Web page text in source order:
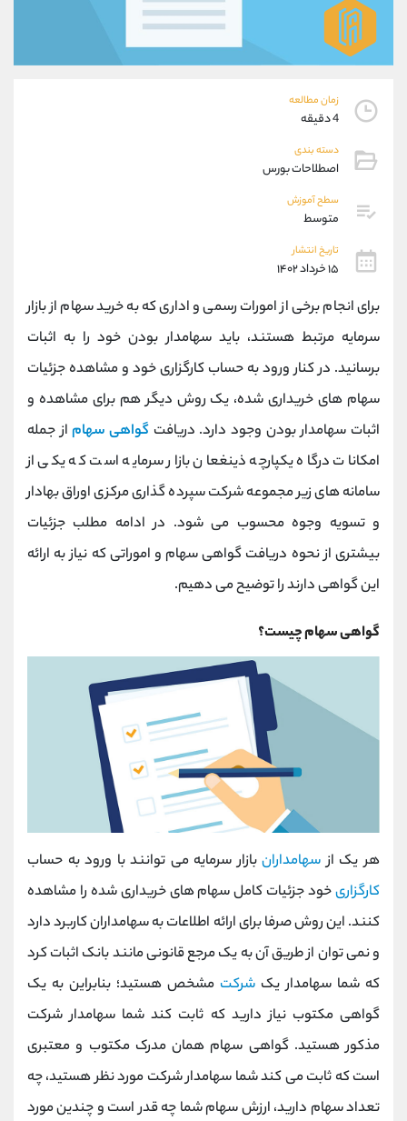
زمان مطالعه
4 دقیقه
دسته بندی
اصطلاحات بورس
سطح آموزش
متوسط
تاریخ انتشار
۱۵ خرداد ۱۴۰۲
برای انجام برخی از امورات رسمی و اداری که به خرید سهام از بازار
سرمایه مرتبط هستند، باید سهامدار بودن خود را به اثبات
برسانید. در کنار ورود به حساب کارگزاری خود و مشاهده جزئیات
سهام های خریداری شده، یک روش دیگر هم برای مشاهده و
اثبات سهامدار بودن وجود دارد. دریافت گواهی سهاماز جمله
امکانات درگاه یکپارچه ذینغعان بازار سرمایه است که یکی از
سامانه های زیر مجموعه شرکت سپرده گذاری مرکزی اوراق بهادار
و تسویه وجوه محسوب می شود. در ادامه مطلب جزئیات
بیشتری از نحوه دریافت گواهی سهام و اموراتی که نیاز به ارائه
این گواهی دارند را توضیح می دهیم.
گواهی سهام چیست؟
هر یک ازسهامدارانبازار سرمایه می توانند با ورود به حساب
کارگزاریخود جزئیات کامل سهام های خریداری شده را مشاهده
کنند. این روش صرفا برای ارائه اطلاعات به سهامداران کاربرد دارد
و نمی توان از طریق آن به یک مرجع قانونی مانند بانک اثبات کرد
که شما سهامدار یک شرکت مشخص هستید؛ بنابراین به یک
گواهی مکتوب نیاز دارید که ثابت کند شما سهامدار شرکت
مذکور هستید. گواهی سهام همان مدرک مکتوب و معتبری
است که ثابت می کند شما سهامدار شرکت مورد نظر هستید، چه
تعداد سهام دارید، ارزش سهام شما چه قدر است و چندین مورد
واتساپ
تلگرام @Armteam_admin_33
پشتیبان فروش
موبایل
واتساپ
داخلی
اطلاعات تماس (دفتر فروش)
تلفن 021-22021030
بدون پیش شماره 90001030
اینستاگرام @alireza.mehrabii
کانال تلگرام @alirezamehrabi_com